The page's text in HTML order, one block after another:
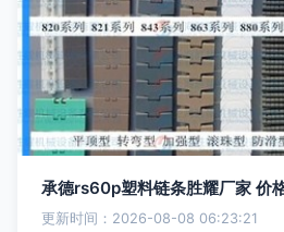
承德rs60p塑料链条胜耀厂家 价
更新时间：2026-08-08 06:23:21